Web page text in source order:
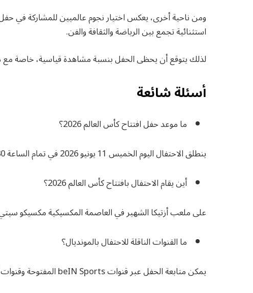
ومن ناحية أخرى، يعكس اختيار نجوم عالميين للمشاركة في حفل
استثنائية تجمع بين الرياضة والثقافة والفن.
لذلك يتوقع أن يحظى الحفل بنسبة مشاهدة قياسية، خاصة مع
أسئلة شائعة
ما موعد حفل افتتاح كأس العالم 2026؟
ينطلق الاحتفال اليوم الخميس 11 يونيو 2026 في تمام الساعة 8:30 مساء بتوقيت القاهرة.
أين يقام الاحتفال بافتتاح كأس العالم 2026؟
على ملعب أزتيكا الشهير في العاصمة المكسيكية مكسيكو
ما القنوات الناقلة للاحتفال بالمونديال؟
يمكن متابعة الحفل عبر قنوات beIN Sports المفتوحة وقنوات الكأس القطرية.